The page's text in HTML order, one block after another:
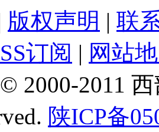
版权声明 | 联
订阅 | 网站
2000-2011
陕ICP备